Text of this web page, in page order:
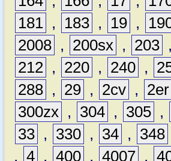
181 , 183 , 19 ,
2008 , 200sx , 203 ,
212 , 220 , 240 ,
288 , 29 , 2cv , 2er
300zx , 304 , 305 ,
33 , 330 , 34 , 348
, 4 , 400 , 4007 ,